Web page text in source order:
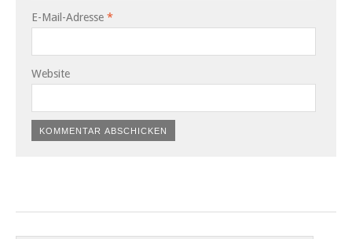
E-Mail-Adresse *
Website